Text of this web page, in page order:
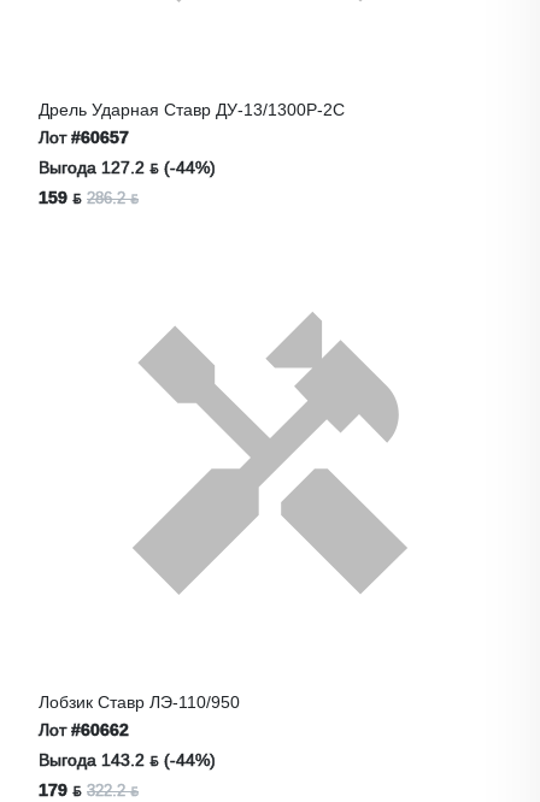
Дрель Ударная Ставр ДУ-13/1300Р-2С
Лот#60657
Выгода 127.2 ƃ (-44%)
159 ƃ 286.2 ƃ
Лобзик Ставр ЛЭ-110/950
Лот#60662
Выгода 143.2 ƃ (-44%)
179 ƃ 322.2 ƃ